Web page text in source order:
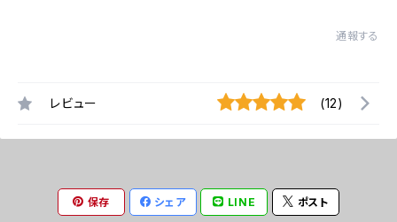
通報する
レビュー (12)
保存 シェア LINE ポスト